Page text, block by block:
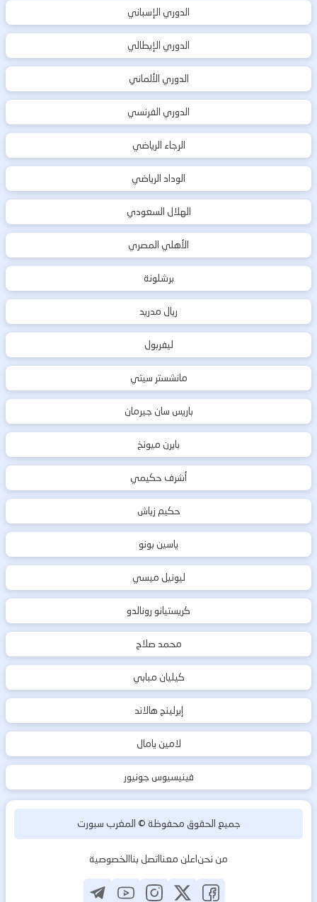
الدوري الإسباني
الدوري الإيطالي
الدوري الألماني
الدوري الفرنسي
الرجاء الرياضي
الوداد الرياضي
الهلال السعودي
الأهلي المصري
برشلونة
ريال مدريد
ليفربول
مانشستر سيتي
باريس سان جيرمان
بايرن ميونخ
أشرف حكيمي
حكيم زياش
ياسين بونو
ليونيل ميسي
كريستيانو رونالدو
محمد صلاح
كيليان مبابي
إيرلينج هالاند
لامين يامال
فينيسيوس جونيور
جميع الحقوق محفوظة ©المغرب سبورت
من نحناعلن معنااتصل بناالخصوصية